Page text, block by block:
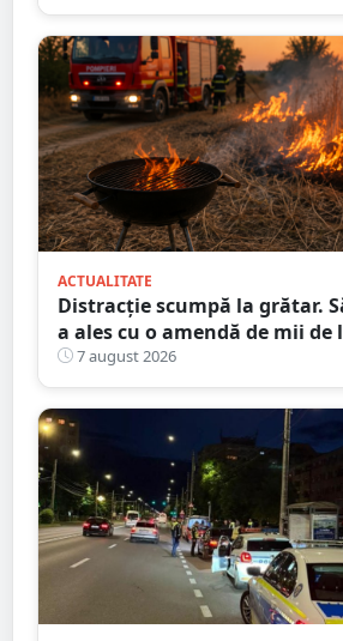
ACTUALITATE
Distracție scumpă la grătar.
a ales cu o amendă de mii de
7 august 2026